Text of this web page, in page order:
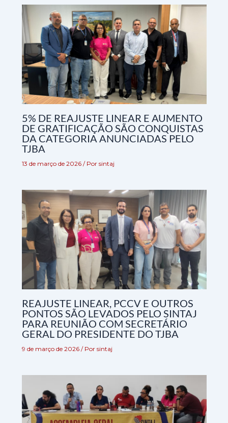
5% DE REAJUSTE LINEAR E AUMENTO
DE GRATIFICAÇÃO SÃO CONQUISTAS
DA CATEGORIA ANUNCIADAS PELO
TJBA
13 de março de 2026 / Por sintaj
REAJUSTE LINEAR, PCCV E OUTROS
PONTOS SÃO LEVADOS PELO SINTAJ
PARA REUNIÃO COM SECRETÁRIO
GERAL DO PRESIDENTE DO TJBA
9 de março de 2026 / Por sintaj